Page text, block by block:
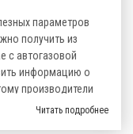
параметров
получить из
с автогазовой
информацию о
производители
альтернативные
Читать подробнее